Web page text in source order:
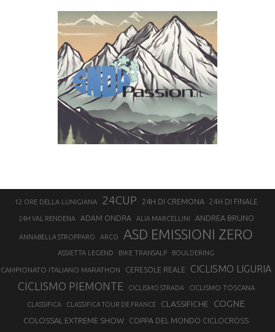
12 ORE DELLA LUNIGIANA 24CUP 24H DI CREMONA 24H DI FINALE
24H VAL RENDENA ADAM ONDRA ALIA MARCELLINI ANDREA BRUNO
ANNABELLA STROPPARO ARCO ASD EMISSIONI ZERO
ASSIETTA LEGEND BIKE TRANSALP BOULDERING
CAMPIONATO ITALIANO MARATHON CERESOLE REALE CICLISMO LIGURIA
CICLISMO PIEMONTE CICLISMO STRADA CICLISMO TOSCANA
CLASSIFICA CLASSIFICA TOUR DE FRANCE CLASSIFICHE COGNE
COLOSSAL EXTREME SHOW
COPPA DEL MONDO CICLOCROSS